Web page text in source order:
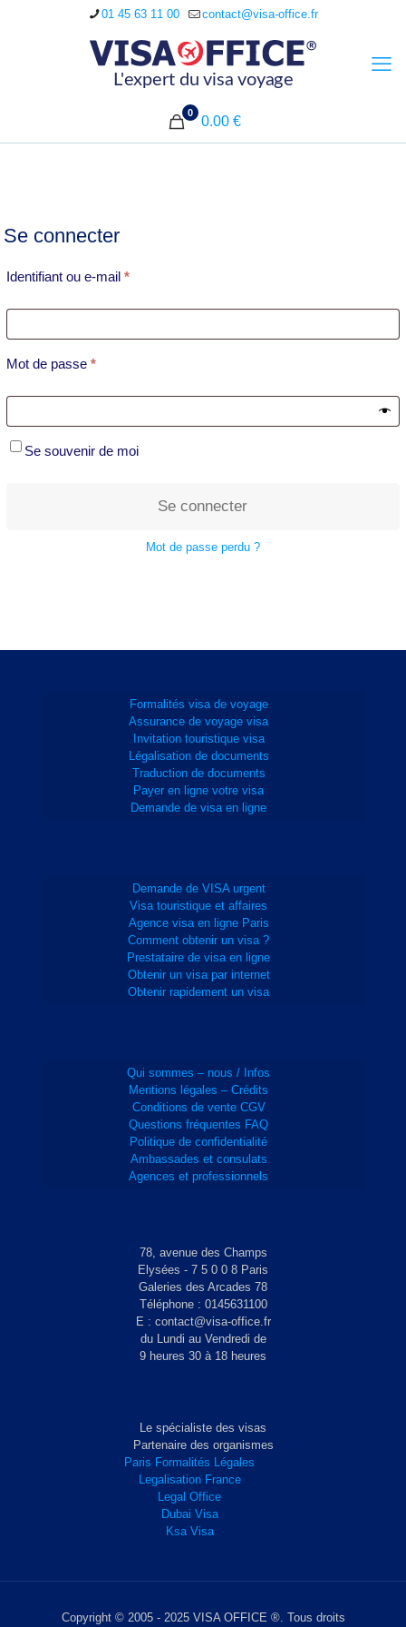
01 45 63 11 00 contact@visa-office.fr
0
0.00 €
Se connecter
Identifiant ou e-mail*
Obligatoire
Mot de passe*
Obligatoire
Se souvenir de moi
Se connecter
Mot de passe perdu ?
Formalités visa de voyage
Assurance de voyage visa
Invitation touristique visa
Légalisation de documents
Traduction de documents
Payer en ligne votre visa
Demande de visa en ligne
Demande de VISA urgent
Visa touristique et affaires
Agence visa en ligne Paris
Comment obtenir un visa ?
Prestataire de visa en ligne
Obtenir un visa par internet
Obtenir rapidement un visa
Qui sommes – nous / Infos
Mentions légales – Crédits
Conditions de vente CGV
Questions fréquentes FAQ
Politique de confidentialité
Ambassades et consulats
Agences et professionnels
78, avenue des Champs
Elysées - 7 5 0 0 8 Paris
Galeries des Arcades 78
Téléphone : 0145631100
E : contact@visa-office.fr
du Lundi au Vendredi de
9 heures 30 à 18 heures
Le spécialiste des visas
Partenaire des organismes
Paris Formalités Légales
Legalisation France
Legal Office
Dubai Visa
Ksa Visa
Copyright © 2005 - 2025 VISA OFFICE ®. Tous droits